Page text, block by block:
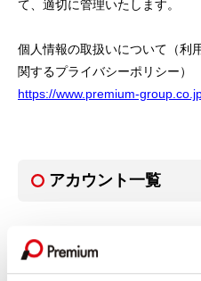
て、適切に管理いたします。
個人情報の取扱いについて（利
関するプライバシーポリシー）
https://www.premium-
アカウント一覧
当社の運営するソーシャルメデ
ございます。